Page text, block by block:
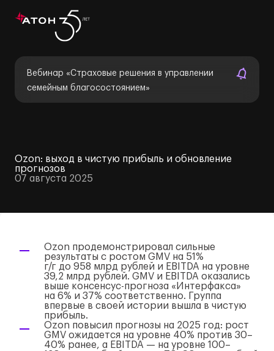
Вебинар «Страховые решения в управлении
семейным благосостоянием»
Ozon: выход в чистую прибыль и обновление
прогнозов
07 августа 2025
Ozon продемонстрировал сильные
результаты с ростом GMV на 51%
г/г до 958 млрд рублей и EBITDA на уровне
39,2 млрд рублей. GMV и EBITDA оказались
выше консенсус-прогноза «Интерфакса»
на 6% и 37% соответственно. Группа
впервые в своей истории вышла в чистую
прибыль.
Ozon повысил прогнозы на 2025 год: рост
GMV ожидается на уровне 40% против 30–
40% ранее, а EBITDA — на уровне 100–